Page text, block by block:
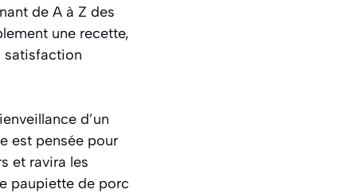
de A à Z des
une recette,
satisfaction
d’un
est pensée pour
et ravira les
paupiette de porc